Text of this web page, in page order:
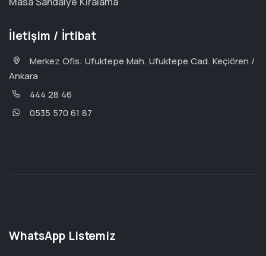
İletişim / İrtibat
Merkez Ofis: Ufuktepe Mah. Ufuktepe Cad. Keçiören /
Ankara
444 28 46
0535 570 61 87
WhatsApp Listemiz